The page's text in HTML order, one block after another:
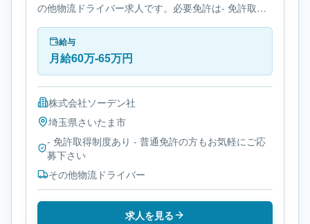
の他物流ドライバー求人です。必要免許は- 免許取得
制度ありです。
給与
月給60万-65万円
株式会社ソーデン社
埼玉県さいたま市
- 免許取得制度あり - 普通免許の方もお気軽にご応
募下さい
その他物流ドライバー
求人を見る